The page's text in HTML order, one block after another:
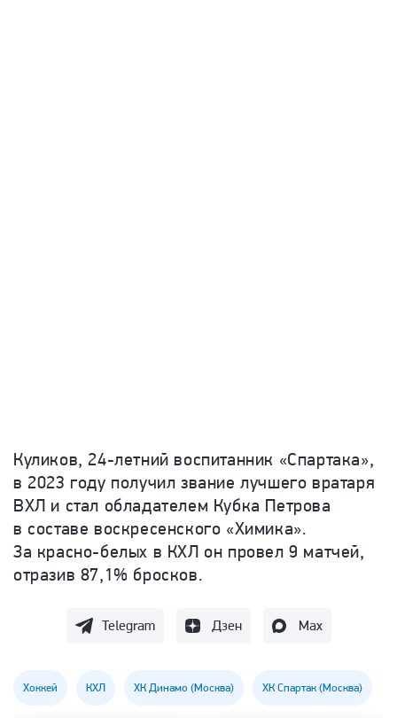
Куликов, 24-летний воспитанник «Спартака»,
в 2023 году получил звание лучшего вратаря
ВХЛ и стал обладателем Кубка Петрова
в составе воскресенского «Химика».
За красно-белых в КХЛ он провел 9 матчей,
отразив 87,1% бросков.
Telegram Дзен Max
Хоккей КХЛ ХК Динамо (Москва) ХК Спартак (Москва)